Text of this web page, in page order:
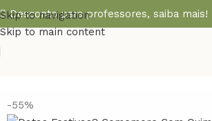
Skip to navigation
Skip to main content
Desconto para professores, saiba mais!
-55%